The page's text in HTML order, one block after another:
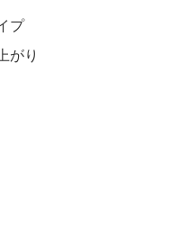
プ
がり